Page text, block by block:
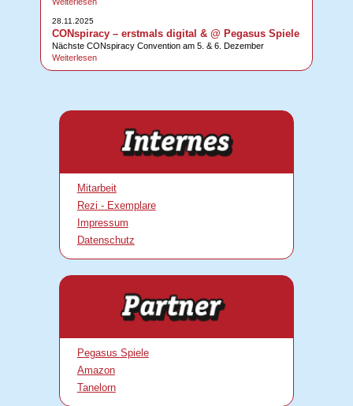
28.11.2025
CONspiracy – erstmals digital & @ Pegasus Spiele
Nächste CONspiracy Convention am 5. & 6. Dezember
Weiterlesen
Mitarbeit
Rezi - Exemplare
Impressum
Datenschutz
Pegasus Spiele
Amazon
Tanelorn